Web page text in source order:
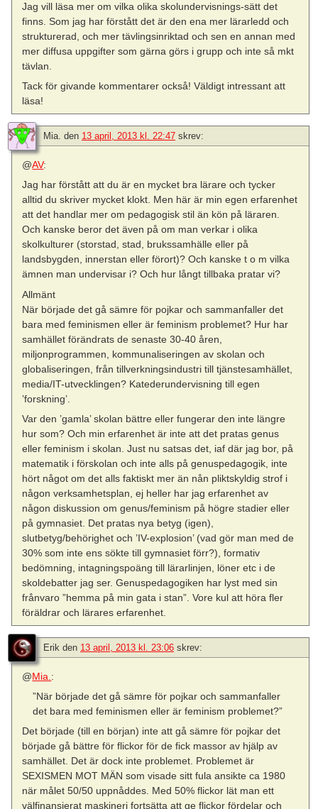
Jag vill läsa mer om vilka olika skolundervisnings-sätt det
finns. Som jag har förstått det är den ena mer lärarledd och
strukturerad, och mer tävlingsinriktad och sen en annan med
mer diffusa uppgifter som gärna görs i grupp och inte så mkt
tävlan.
Tack för givande kommentarer också! Väldigt intressant att
läsa!
Mia. den 13 april, 2013 kl. 22:47 skrev:
@AV:
Jag har förstått att du är en mycket bra lärare och tycker
alltid du skriver mycket klokt. Men här är min egen erfarenhet
att det handlar mer om pedagogisk stil än kön på läraren.
Och kanske beror det även på om man verkar i olika
skolkulturer (storstad, stad, brukssamhälle eller på
landsbygden, innerstan eller förort)? Och kanske t o m vilka
ämnen man undervisar i? Och hur långt tillbaka pratar vi?
Allmänt
När började det gå sämre för pojkar och sammanfaller det
bara med feminismen eller är feminism problemet? Hur har
samhället förändrats de senaste 30-40 åren,
miljonprogrammen, kommunaliseringen av skolan och
globaliseringen, från tillverkningsindustri till tjänstesamhället,
media/IT-utvecklingen? Katederundervisning till egen
’forskning’.
Var den ’gamla’ skolan bättre eller fungerar den inte längre
hur som? Och min erfarenhet är inte att det pratas genus
eller feminism i skolan. Just nu satsas det, iaf där jag bor, på
matematik i förskolan och inte alls på genuspedagogik, inte
hört något om det alls faktiskt mer än nån pliktskyldig strof i
någon verksamhetsplan, ej heller har jag erfarenhet av
någon diskussion om genus/feminism på högre stadier eller
på gymnasiet. Det pratas nya betyg (igen),
slutbetyg/behörighet och ’IV-explosion’ (vad gör man med de
30% som inte ens sökte till gymnasiet förr?), formativ
bedömning, intagningspoäng till lärarlinjen, löner etc i de
skoldebatter jag ser. Genuspedagogiken har lyst med sin
frånvaro ”hemma på min gata i stan”. Vore kul att höra fler
föräldrar och lärares erfarenhet.
Erik den 13 april, 2013 kl. 23:06 skrev:
@Mia. :
”När började det gå sämre för pojkar och sammanfaller
det bara med feminismen eller är feminism problemet?”
Det började (till en början) inte att gå sämre för pojkar det
började gå bättre för flickor för de fick massor av hjälp av
samhället. Det är dock inte problemet. Problemet är
SEXISMEN MOT MÄN som visade sitt fula ansikte ca 1980
när målet 50/50 uppnåddes. Med 50% flickor lät man ett
välfinansierat maskineri fortsätta att ge flickor fördelar och